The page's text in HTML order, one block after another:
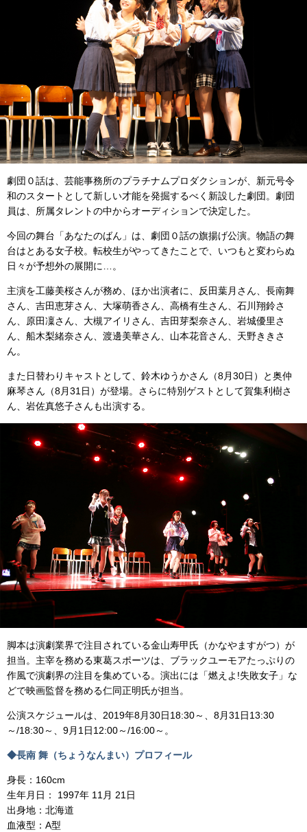
劇団０話は、芸能事務所のプラチナムプロダクションが、新元号令
和のスタートとして新しい才能を発掘するべく新設した劇団。劇団
員は、所属タレントの中からオーディションで決定した。
今回の舞台「あなたのばん」は、劇団０話の旗揚げ公演。物語の舞
台はとある女子校。転校生がやってきたことで、いつもと変わらぬ
日々が予想外の展開に…。
主演を工藤美桜さんが務め、ほか出演者に、反田葉月さん、長南舞
さん、吉田恵芽さん、大塚萌香さん、高橋有生さん、石川翔鈴さ
ん、原田凜さん、大槻アイリさん、吉田芽梨奈さん、岩城優里さ
ん、船木梨緒奈さん、渡邊美華さん、山本花音さん、天野ききさ
ん。
また日替わりキャストとして、鈴木ゆうかさん（8月30日）と奥仲
麻琴さん（8月31日）が登場。さらに特別ゲストとして賀集利樹さ
ん、岩佐真悠子さんも出演する。
脚本は演劇業界で注目されている金山寿甲氏（かなやますがつ）が
担当。主宰を務める東葛スポーツは、ブラックユーモアたっぷりの
作風で演劇界の注目を集めている。演出には「燃えよ!失敗女子」な
どで映画監督を務める仁同正明氏が担当。
公演スケジュールは、2019年8月30日18:30～、8月31日13:30
～/18:30～、9月1日12:00～/16:00～。
◆長南 舞（ちょうなんまい）プロフィール
身長：160cm
生年月日： 1997年 11月 21日
出身地：北海道
血液型：A型